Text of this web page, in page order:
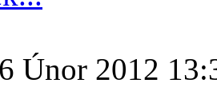
Únor 2012